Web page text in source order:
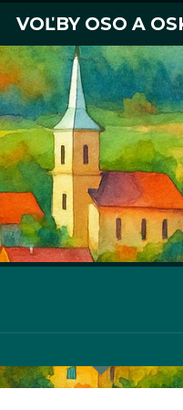
VOĽBY OSO A